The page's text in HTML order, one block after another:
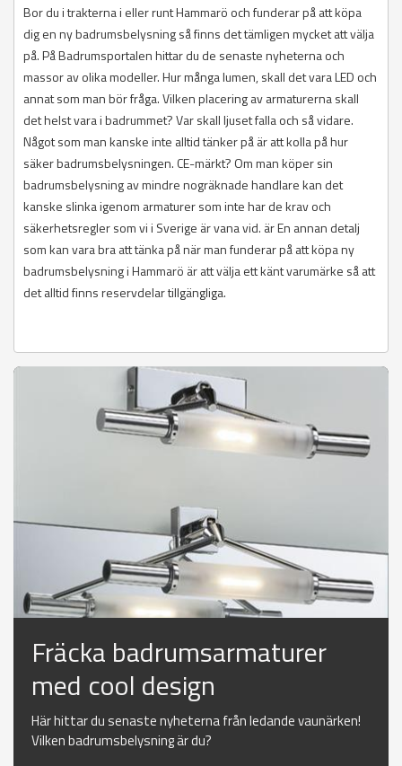
Bor du i trakterna i eller runt Hammarö och funderar på att köpa
dig en ny badrumsbelysning så finns det tämligen mycket att välja
på. På Badrumsportalen hittar du de senaste nyheterna och
massor av olika modeller. Hur många lumen, skall det vara LED och
annat som man bör fråga. Vilken placering av armaturerna skall
det helst vara i badrummet? Var skall ljuset falla och så vidare.
Något som man kanske inte alltid tänker på är att kolla på hur
säker badrumsbelysningen. CE-märkt? Om man köper sin
badrumsbelysning av mindre nogräknade handlare kan det
kanske slinka igenom armaturer som inte har de krav och
säkerhetsregler som vi i Sverige är vana vid. är En annan detalj
som kan vara bra att tänka på när man funderar på att köpa ny
badrumsbelysning i Hammarö är att välja ett känt varumärke så att
det alltid finns reservdelar tillgängliga.
Fräcka badrumsarmaturer
med cool design
Här hittar du senaste nyheterna från ledande vaunärken!
Vilken badrumsbelysning är du?